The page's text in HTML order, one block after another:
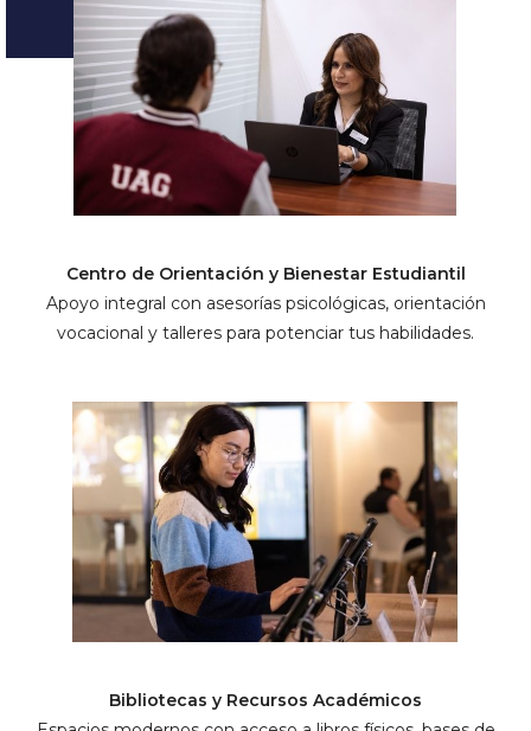
Centro de Orientación y Bienestar Estudiantil
Apoyo integral con asesorías psicológicas, orientación
vocacional y talleres para potenciar tus habilidades.
Bibliotecas y Recursos Académicos